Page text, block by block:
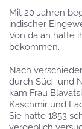
Mit 20 Jahren
indischer
Von da an hatte
bekommen.
Nach
durch Süd- und
kam Frau
Kaschmir und
Sie hatte 1853